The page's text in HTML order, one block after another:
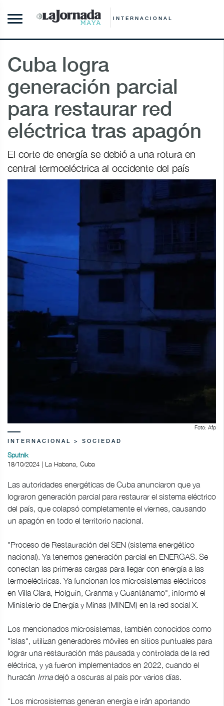
INTERNACIONAL
Cuba logra
generación parcial
para restaurar red
eléctrica tras apagón
El corte de energía se debió a una rotura en
central termoeléctrica al occidente del país
Foto: Afp
INTERNACIONAL > SOCIEDAD
Sputnik
18/10/2024 | La Habana, Cuba
Las autoridades energéticas de Cuba anunciaron que ya
lograron generación parcial para restaurar el sistema eléctrico
del país, que colapsó completamente el viernes, causando
un apagón en todo el territorio nacional.
"Proceso de Restauración del SEN (sistema energético
nacional). Ya tenemos generación parcial en ENERGAS. Se
conectan las primeras cargas para llegar con energía a las
termoeléctricas. Ya funcionan los microsistemas eléctricos
en Villa Clara, Holguín, Granma y Guantánamo", informó el
Ministerio de Energía y Minas (MINEM) en la red social X.
Los mencionados microsistemas, también conocidos como
"islas", utilizan generadores móviles en sitios puntuales para
lograr una restauración más pausada y controlada de la red
eléctrica, y ya fueron implementados en 2022, cuando el
huracán Irmadejó a oscuras al país por varios días.
"Los microsistemas generan energía e irán aportando